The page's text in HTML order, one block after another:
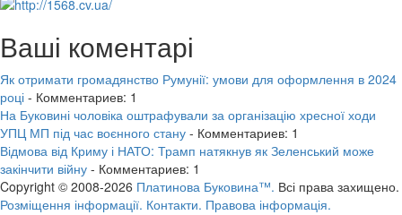
Ваші коментарі
Як отримати громадянство Румунії: умови для оформлення в 2024
році - Комментариев: 1
На Буковині чоловіка оштрафували за організацію хресної ходи
УПЦ МП під час воєнного стану - Комментариев: 1
Відмова від Криму і НАТО: Трамп натякнув як Зеленський може
закінчити війну - Комментариев: 1
Copyright © 2008-2026 Платинова Буковина™. Всі права захищено.
Розміщення інформації. Контакти. Правова інформація.